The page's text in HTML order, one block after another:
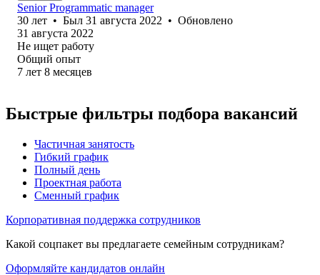
Senior Programmatic manager
30 лет • Был 31 августа 2022 • Обновлено
31 августа 2022
Не ищет работу
Общий опыт
7 лет 8 месяцев
Быстрые фильтры подбора вакансий
Частичная занятость
Гибкий график
Полный день
Проектная работа
Сменный график
Корпоративная поддержка сотрудников
Какой соцпакет вы предлагаете семейным сотрудникам?
Оформляйте кандидатов онлайн